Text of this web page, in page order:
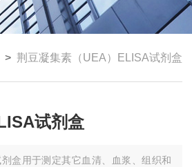
> 荆豆凝集素（UEA）ELISA试剂盒
试剂盒
盒用于测定其它血清、血浆、组织和